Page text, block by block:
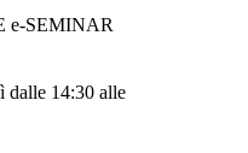
e-SEMINAR
dalle 14:30 alle